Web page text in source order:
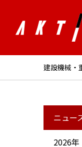
建設機械・
ニュー
2026年